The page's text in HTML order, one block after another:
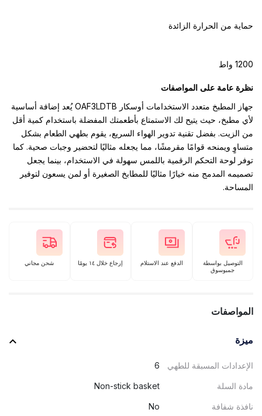
حماية من الحرارة الزائدة
‎1200‎ واط
نظرة عامة على المواصفات
جهاز المطبخ متعدد الاستخدامات أوسكار OAF3LDTB يُعد إضافة أساسية
لأي مطبخ، حيث يتيح لك الاستمتاع بأطعمتك المفضلة باستخدام كمية أقل
من الزيت. بفضل تقنية تدوير الهواء السريع، يقوم بطهي الطعام بشكل
متساوٍ ويمنحه قوامًا مقرمشًا، مما يجعله مثاليًا لتحضير وجبات صحية. كما
توفر لوحة التحكم الرقمية باللمس سهولة في الاستخدام، بينما يجعل
تصميمه المدمج منه خيارًا مثاليًا للمطابخ الصغيرة أو لمن يسعون لتوفير
المساحة.
التوصيل بواسطة
جمبوسوق
الدفع عند الاستلام إرجاع خلال ١٤ يومًا شحن مجاني
المواصفات
ميزة
الإعدادات المسبقة للطهي 6
مادة السلة Non-stick basket
نافذة شفافة No